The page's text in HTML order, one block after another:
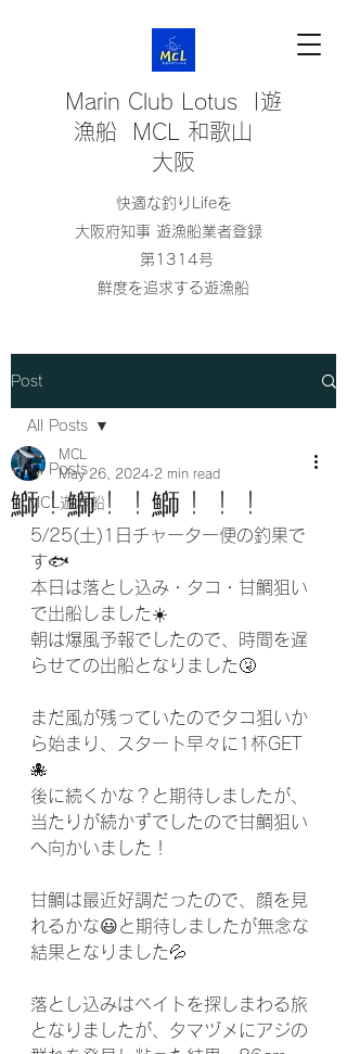
Marin Club Lotus |遊
漁船 MCL 和歌山
大阪
快適な釣りLifeを
大阪府知事 遊漁船業者登録
第1314号
鮮度を追求する遊漁船
Post
All Posts
MCL遊漁船
All Posts
鰤！鰤！！鰤！！！
MCL
May 26, 2024 2 min read
5/25(土)1日チャーター便の釣果で
す🐟️
本日は落とし込み・タコ・甘鯛狙い
で出船しました☀️
朝は爆風予報でしたので、時間を遅
らせての出船となりました🤧
まだ風が残っていたのでタコ狙いか
ら始まり、スタート早々に1杯GET
🐙
後に続くかな？と期待しましたが、
当たりが続かずでしたので甘鯛狙い
へ向かいました！
甘鯛は最近好調だったので、顔を見
れるかな😃と期待しましたが無念な
結果となりました💦
落とし込みはベイトを探しまわる旅
となりましたが、夕マヅメにアジの